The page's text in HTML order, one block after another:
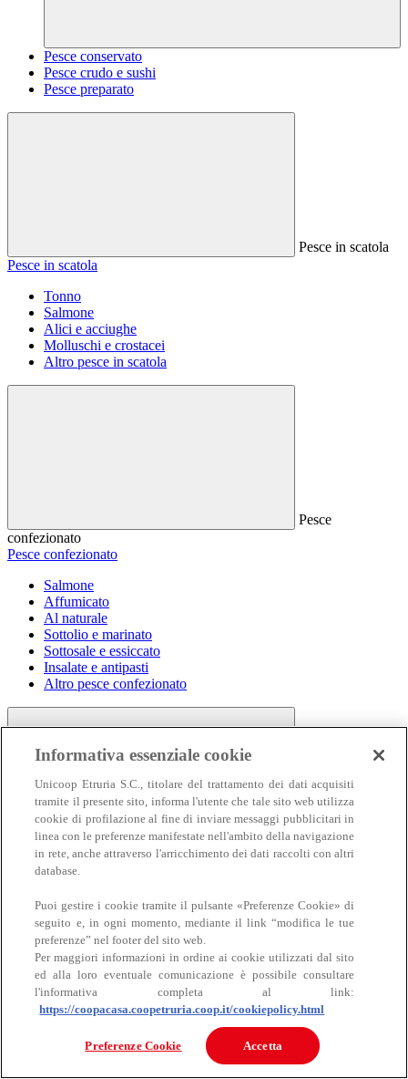
Pesce conservato
Pesce crudo e sushi
Pesce preparato
Pesce in scatola
Pesce in scatola
Tonno
Salmone
Alici e acciughe
Molluschi e crostacei
Altro pesce in scatola
Pesce
confezionato
Pesce confezionato
Salmone
Affumicato
Al naturale
Sottolio e marinato
Sottosale e essiccato
Insalate e antipasti
Altro pesce confezionato
Carne
Carne
Bovino
Informativa essenziale cookie
Unicoop Etruria S.C., titolare del trattamento dei dati acquisiti
tramite il presente sito, informa l'utente che tale sito web utilizza
cookie di profilazione al fine di inviare messaggi pubblicitari in
linea con le preferenze manifestate nell'ambito della navigazione
in rete, anche attraverso l'arricchimento dei dati raccolti con altri
database.
Puoi gestire i cookie tramite il pulsante «Preferenze Cookie» di
seguito e, in ogni momento, mediante il link “modifica le tue
preferenze” nel footer del sito web.
Per maggiori informazioni in ordine ai cookie utilizzati dal sito
ed alla loro eventuale comunicazione è possibile consultare
l'informativa completa al link:
https://coopacasa.coopetruria.coop.it/cookiepolicy.html
Preferenze Cookie Accetta